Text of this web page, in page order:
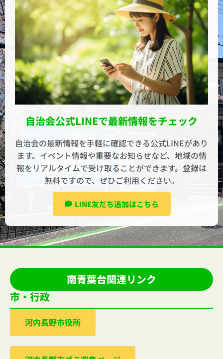
自治会公式LINEで最新情報をチェック
自治会の最新情報を手軽に確認できる公式LINEがあり
ます。イベント情報や重要なお知らせなど、地域の情
報をリアルタイムで受け取ることができます。登録は
無料ですので、ぜひご利用ください。
LINE友だち追加はこちら
南青葉台関連リンク
市・行政
河内⻑野市役所